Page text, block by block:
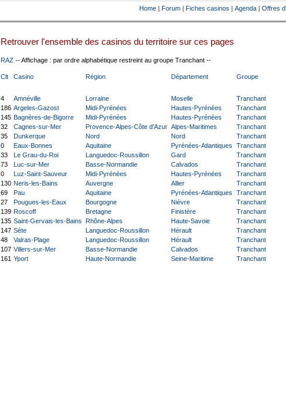
Home | Forum | Fiches casinos | Agenda | Offres
Retrouver l'ensemble des casinos du territoire sur ces pages
RAZ -- Affichage : par ordre alphabétique restreint au groupe Tranchant --
Clt Casino Région Département Groupe
4 Amnéville Lorraine Moselle
Tranchant
186 Argeles-Gazost Midi-Pyrénées Hautes-Pyrénées
Tranchant
145 Bagnères-de-Bigorre Midi-Pyrénées Hautes-Pyrénées
Tranchant
32
Cagnes-sur-Mer Provence-Alpes-Côte d'Azur Alpes-Maritimes
Tranchant
35
Dunkerque Nord Nord
Tranchant
0
Eaux-Bonnes Aquitaine Pyrénées-Atlantiques
Tranchant
33
Le Grau-du-Roi Languedoc-Roussillon Gard
Tranchant
73
Luc-sur-Mer Basse-Normandie Calvados
Tranchant
0
Luz-Saint-Sauveur Midi-Pyrénées Hautes-Pyrénées
Tranchant
130 Neris-les-Bains Auvergne Allier
Tranchant
69
Pau Aquitaine Pyrénées-Atlantiques
Tranchant
27
Pougues-les-Eaux Bourgogne Nièvre
Tranchant
139 Roscoff Bretagne Finistère
Tranchant
135 Saint-Gervais-les-Bains Rhône-Alpes Haute-Savoie
Tranchant
147 Sète Languedoc-Roussillon Hérault
Tranchant
48
Valras-Plage Languedoc-Roussillon Hérault
Tranchant
107 Villers-sur-Mer Basse-Normandie Calvados
Tranchant
161 Yport Haute-Normandie Seine-Maritime Tranchant